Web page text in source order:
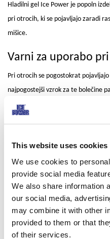
This website uses cookies
We use cookies to
provide social media
We also share information
our social media,
may combine it with other
provided to them or that
of their services.
Hladilni gel Ice Power je popoln
pri otrocih, ki se pojavljajo zaradi
mišice.
Varni za uporabo
Pri otrocih se pogostokrat
najpogostejši vzrok za te bolečine
povzročajo različna obdobja rasti
rasti se običajno pojavljajo pri
otrocih se drugi simptomi ne
bolečina pogostokrat tako močna,
Power lahko pomaga
naravnima učinkovinama
zmanjševati bolečine, izboljšuje
mišično napetost. Zaradi
pomirja bolečine v nogah ter